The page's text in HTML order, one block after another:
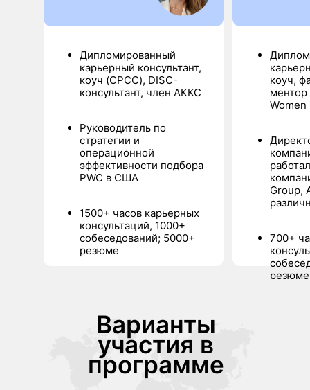
коуч,
Women
Group,
700+
резюме
Дипломированный
карьерный консультант,
коуч (CPCC), DISC-
консультант, член АККС
Руководитель по
стратегии и
операционной
эффективности подбора
PWC в США
1500+ часов карьерных
консультаций, 1000+
собеседований; 5000+
резюме
Варианты
участия в
программе
Политика конфиденциальности
Подписывайтесь
Крупской 15 - 121 Moscow
Москва, Москва 119331
+79037298048